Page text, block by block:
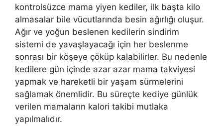
kontrolsüzce mama yiyen kediler, ilk başta kilo
almasalar bile vücutlarında besin ağırlığı oluşur.
Ağır ve yoğun beslenen kedilerin sindirim
sistemi de yavaşlayacağı için her beslenme
sonrası bir köşeye çöküp kalabilirler. Bu nedenle
kedilere gün içinde azar azar mama takviyesi
yapmak ve hareketli bir yaşam sürmelerini
sağlamak önemlidir. Bu süreçte kediye günlük
verilen mamaların kalori takibi mutlaka
yapılmalıdır.